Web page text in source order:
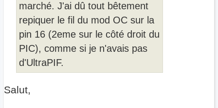
marché. J'ai dû tout bêtement
repiquer le fil du mod OC sur la
pin 16 (2eme sur le côté droit du
PIC), comme si je n'avais pas
d'UltraPIF.
Salut,